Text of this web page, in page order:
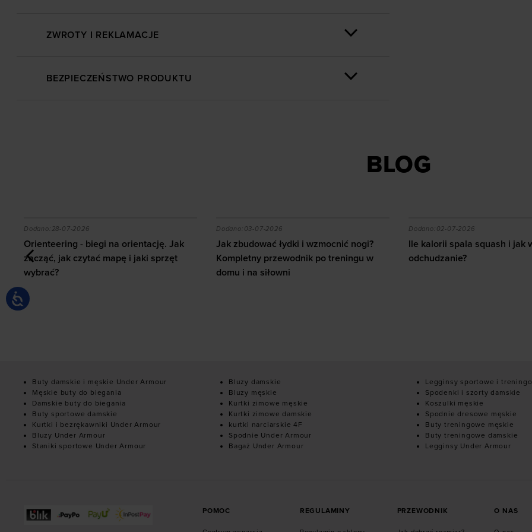
ZWROTY I REKLAMACJE
BEZPIECZEŃSTWO PRODUKTU
BLOG
z ab wheel i jakie efekty daje trening?
Orienteering - biegi na orientację. Jak zacząć, jak czytać mapę i jaki sprzęt wybrać?
Dodano:28-07-2026
Orienteering - biegi na orientację. Jak
zacząć, jak czytać mapę i jaki sprzęt
wybrać?
Jak zbudować łydki i wzmocnić nogi? Kompletny przewodnik po
Dodano: 03-07-2026
Jak zbudować łydki i wzmocnić nogi?
Kompletny przewodnik po treningu w
domu i na siłowni
Ile kalorii spala squash i
Dodano: 02-07-2026
Ile kalorii spala squash i jak
odchudzanie?
Buty damskie i męskie Under Armour
Męskie buty do biegania
Damskie buty do biegania
Buty sportowe damskie
Kurtki i bezrękawniki Under Armour
Bluzy Under Armour
Staniki sportowe Under Armour
Bluzy damskie
Bluzy męskie
Kurtki zimowe męskie
Kurtki zimowe damskie
kurtki narciarskie 4F
Spodnie Under Armour
Bagaż Under Armour
Legginsy sportowe i
Spodenki i szorty damskie
Koszulki męskie
Spodnie dresowe męskie
Buty treningowe męskie
Buty treningowe damskie
Legginsy Under Armour
POMOC REGULAMINY PRZEWODNIK O NAS